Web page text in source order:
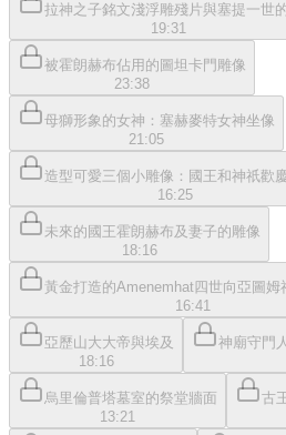
拉神之子銘文淺浮雕殘片與塞提一世
19:31
被霍朗赫布佔用的圖坦卡門雕像
23:38
母獅形象的女神：塞赫麥特女神坐像
21:05
造型可愛三個小雕像：國王和神祇歡
16:25
未來的國王霍朗赫布及妻子的雕像
18:16
黃金打造的Amenemhat四世向亞圖姆
16:41
亞歷山大大帝與埃及
18:16
神廟守門
烏里倫普塔墓室的祭堂牆面
13:21
古